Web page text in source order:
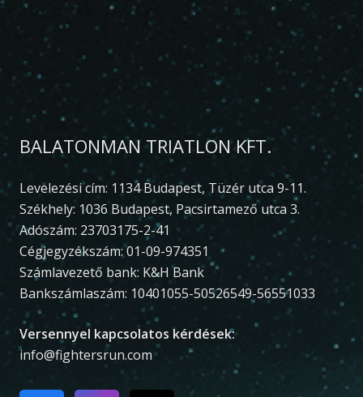
BALATONMAN TRIATLON KFT.
Levelezési cím: 1134 Budapest, Tüzér utca 9-11.
Székhely: 1036 Budapest, Pacsirtamező utca 3.
Adószám: 23703175-2-41
Cégjegyzékszám: 01-09-974351
Számlavezető bank: K&H Bank
Bankszámlaszám: 10401055-50526549-56551033
Versennyel kapcsolatos kérdések:
info@fightersrun.com